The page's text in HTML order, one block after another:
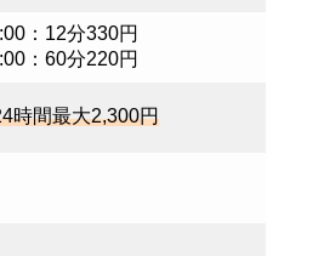
：12分330円
：60分220円
時間最大2,300円